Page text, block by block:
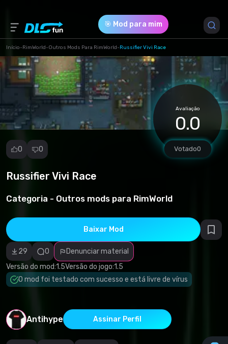
🎯 Mod para mim
Início-RimWorld-Outros Mods Para RimWorld-Russifier Vivi Race
Avaliação
0.0
Votado0
0 0
Russifier Vivi Race
Categoria - Outros mods para RimWorld
Baixar Mod
29 0
Denunciar material
Versão do mod:1.5Versão do jogo:1.5
O mod foi testado com sucesso e está livre de vírus
Antihype Assinar Perfil
Denunciar
incorreta
Software
malicioso/vírus
Conteúdo não
funcional
Descrição
Versão do Jogo *
1.5 (ru_vivi_race.zip)